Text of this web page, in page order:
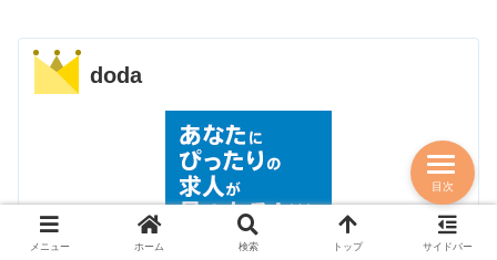
doda
メニュー ホーム 検索 トップ サイドバー
目次